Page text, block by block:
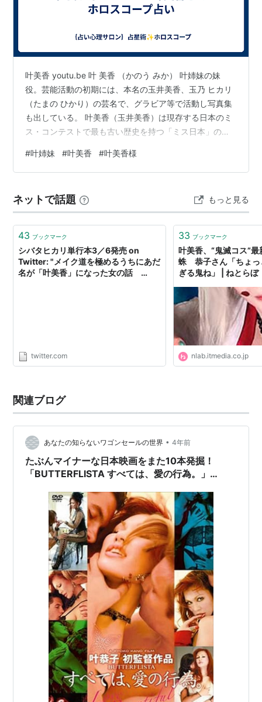
アーティスト:スーパービューティー
たーズ,福田哲也,elli,勝誠二
出版社/メーカー: ポニーキャニオン
発売日:2004/12/15
購入: 1人クリック: 125回
この商品を含むブログ (13件) を見る
叶美香 youtu.be 叶 美香 （かのう みか） 叶姉妹の妹
役。芸能活動の初期には、本名の玉井美香、玉乃 ヒカリ
（たまの ひかり）の芸名で、グラビア等で活動し写真集
も出している。 叶美香（玉井美香）は現存する日本のミ
ス・コンテストで最も古い歴史を持つ「ミス日本」の第
大 おとめ座太陽、天王星、冥王星 おうし座月 いて座火
星 影響力中 おうし座月といて座火星 しし座金星、木星
とビジネスセンス 異常なほど美にこだわる ナルシスト
高嶺の花 金星が成功の鍵 一言で言うと・・・ ホロスコ
ー…
#叶姉妹 #叶美香 #叶美香様
ネットで話題 もっと見る
43 ブックマーク
シバタヒカリ単行本3／6発売 on
Twitter: "メイク道を極めるうちにあだ
名が「叶美香」になった女の話
twitter.com
33 ブックマーク
叶美香、“鬼滅コス”
蛛 恭子さん「ちょっ
ぎる鬼ね」 | ねとらぼ
nlab.itmedia.co.jp
関連ブログ
あなたの知らないワゴンセールの世界 • 4年前
たぶんマイナーな日本映画をまた10本発掘！
「BUTTERFLISTA すべては、愛の行為。」